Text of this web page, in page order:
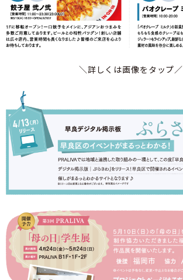
＼詳しくは画像をタップ／